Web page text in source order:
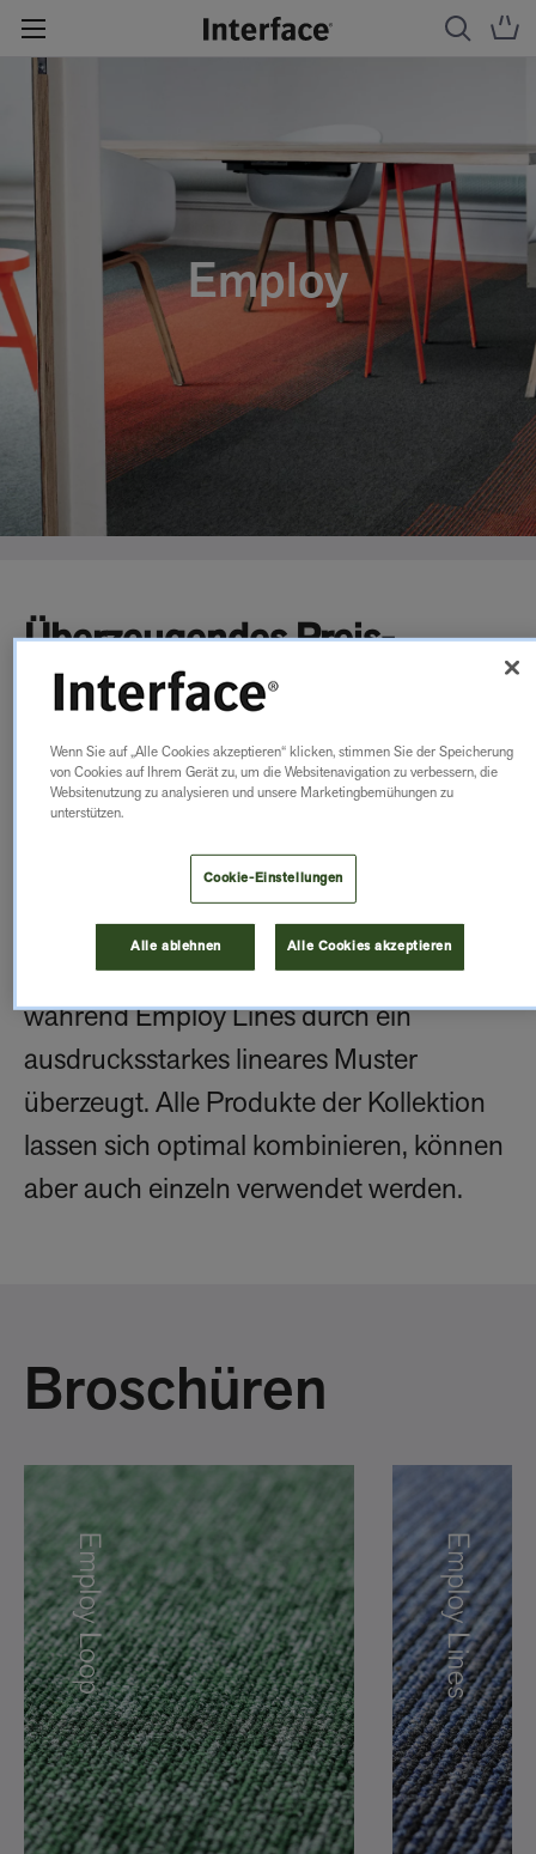
Employ
Überzeugendes Preis-
Leistungsverhältnis.
Unzählige kreative
Gestaltungsmöglichkeiten.
Employ Loop hat eine gleichmäßige
Oberfläche und bietet die homogene
Flächenoptik einer Bahnenware,
während Employ Lines durch ein
ausdrucksstarkes lineares Muster
überzeugt. Alle Produkte der Kollektion
lassen sich optimal kombinieren, können
aber auch einzeln verwendet werden.
Broschüren
Wenn Sie auf „Alle Cookies akzeptieren“ klicken, stimmen Sie der Speicherung
von Cookies auf Ihrem Gerät zu, um die Websitenavigation zu verbessern, die
Websitenutzung zu analysieren und unsere Marketingbemühungen zu
unterstützen.
Cookie-Einstellungen
Alle ablehnen Alle Cookies akzeptieren